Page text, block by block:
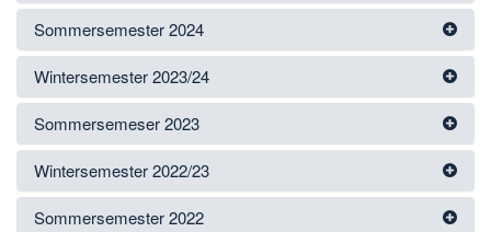
Sommersemester 2024
Wintersemester 2023/24
Sommersemeser 2023
Wintersemester 2022/23
Sommersemester 2022